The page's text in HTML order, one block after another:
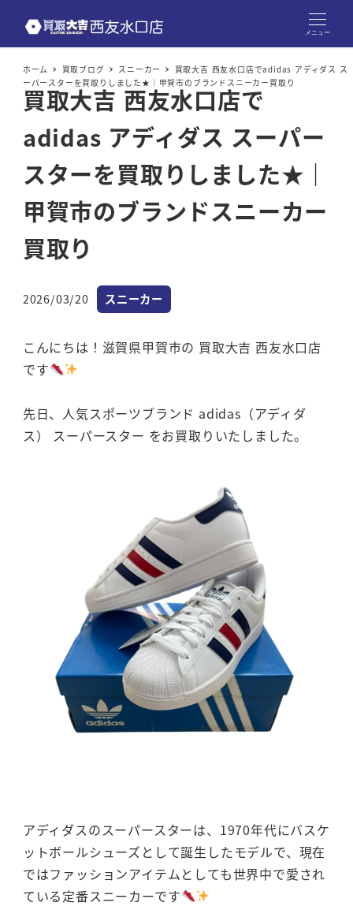
メニュー
ホーム 買取ブログ スニーカー
買取大吉 西友水口店でadidas アディダス ス
ーパースターを買取りしました★｜甲賀市のブランドスニーカー買取り
買取大吉 西友水口店で
adidas アディダス スーパー
スターを買取りしました★｜
甲賀市のブランドスニーカー
買取り
投稿日
2026/03/20 カテゴリー
スニーカー
こんにちは！滋賀県甲賀市の 買取大吉 西友水口店
です
先日、人気スポーツブランド adidas（アディダ
ス） スーパースター をお買取りいたしました。
アディダスのスーパースターは、1970年代にバスケ
ットボールシューズとして誕生したモデルで、現在
ではファッションアイテムとしても世界中で愛され
ている定番スニーカーです